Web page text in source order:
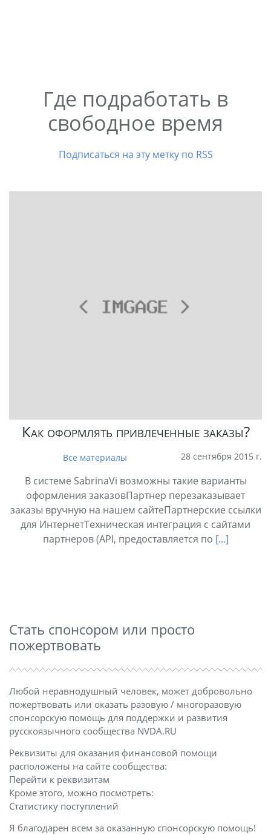
Где подработать в
свободное время
Подписаться на эту метку по RSS
Как оформлять привлеченные заказы?
Все материалы 28 сентября 2015 г.
В системе SabrinaVi возможны такие варианты
оформления заказовПартнер перезаказывает
заказы вручную на нашем сайтеПартнерские ссылки
для ИнтернетТехническая интеграция с сайтами
партнеров (API, предоставляется по [...]
Стать спонсором или просто
пожертвовать
Любой неравнодушный человек, может добровольно
пожертвовать или оказать разовую / многоразовую
спонсорскую помощь для поддержки и развития
русскоязычного сообщества NVDA.RU
Реквизиты для оказания финансовой помощи
расположены на сайте сообщества:
Перейти к реквизитам
Кроме этого, можно посмотреть:
Статистику поступлений
Я благодарен всем за оказанную спонсорскую помощь!